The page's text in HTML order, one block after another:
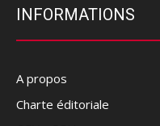
INFORMATIONS
A propos
Charte éditoriale